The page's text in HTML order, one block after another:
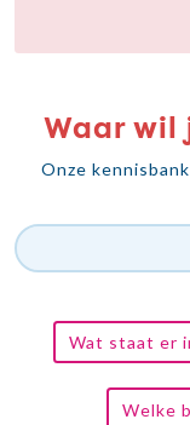
Waar wil
Onze
Wat staat er
Welke